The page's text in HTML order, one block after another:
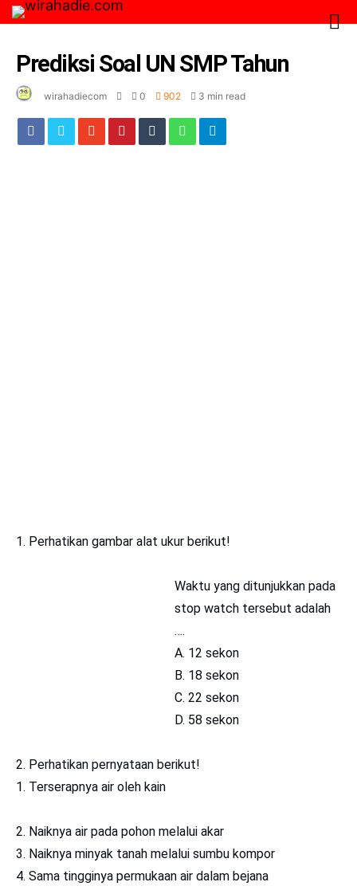
Prediksi Soal UN SMP Tahun
wirahadiecom 0 902 3 min read
1. Perhatikan gambar alat ukur berikut!
Waktu yang ditunjukkan pada
stop watch tersebut adalah
….
A. 12 sekon
B. 18 sekon
C. 22 sekon
D. 58 sekon
2. Perhatikan pernyataan berikut!
1. Terserapnya air oleh kain
2. Naiknya air pada pohon melalui akar
3. Naiknya minyak tanah melalui sumbu kompor
4. Sama tingginya permukaan air dalam bejana